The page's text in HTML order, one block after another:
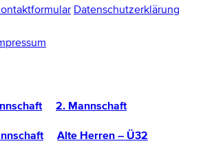
Datenschutzerklärung
2. Mannschaft
Alte Herren – Ü32